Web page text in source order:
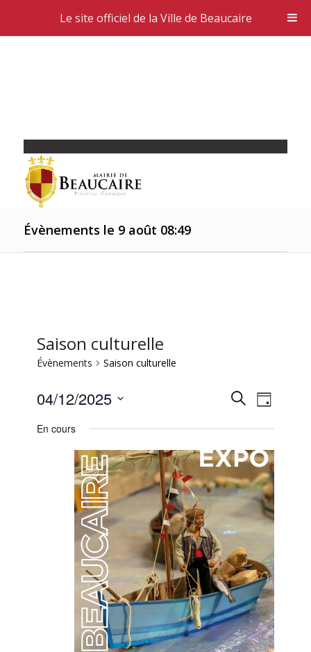
Évènements le 9 août 08:49
Saison culturelle
Évènements Saison culturelle
de
vues
Recherche
de
vues
Jour
04/12/2025
une
En cours
Le site officiel de la Ville de Beaucaire